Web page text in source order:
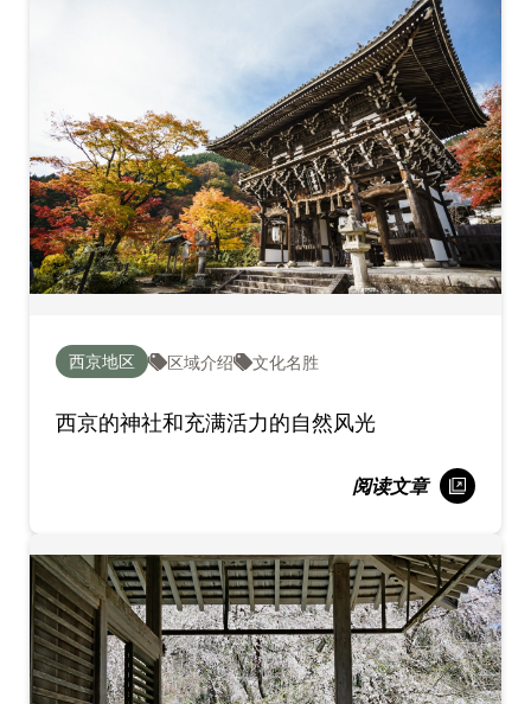
西京地区 区域介绍 文化名胜
西京的神社和充满活力的自然风光
阅读文章